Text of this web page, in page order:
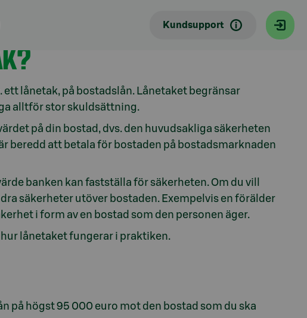
Kundsupport
lånetak, på bostadslån. Lånetaket begränsar
alltför stor skuldsättning.
på din bostad, dvs. den huvudsakliga säkerheten
beredd att betala för bostaden på bostadsmarknaden
banken kan fastställa för säkerheten. Om du vill
säkerheter utöver bostaden. Exempelvis en förälder
i form av en bostad som den personen äger.
lånetaket fungerar i praktiken.
på högst 95 000 euro mot den bostad som du ska